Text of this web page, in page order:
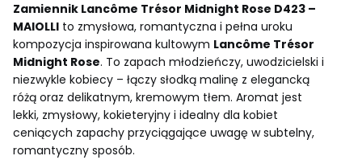
Zamiennik Lancôme Trésor Midnight Rose D423 –
MAIOLLI to zmysłowa, romantyczna i pełna uroku
kompozycja inspirowana kultowym Lancôme Trésor
Midnight Rose. To zapach młodzieńczy, uwodzicielski i
niezwykle kobiecy – łączy słodką malinę z elegancką
różą oraz delikatnym, kremowym tłem. Aromat jest
lekki, zmysłowy, kokieteryjny i idealny dla kobiet
ceniących zapachy przyciągające uwagę w subtelny,
romantyczny sposób.